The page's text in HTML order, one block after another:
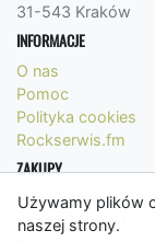
Używamy plików
naszej strony.
31-543 Kraków
INFORMACJE
O nas
Pomoc
Polityka cookies
Rockserwis.fm
ZAKUPY
Formy płatności
Koszty wysyłki